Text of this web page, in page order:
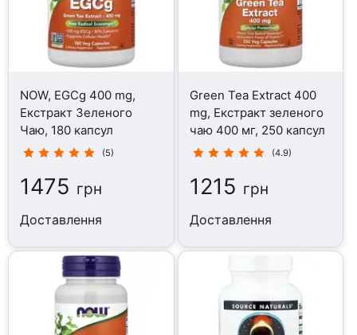
NOW, EGCg 400 mg,
Екстракт Зеленого
Чаю, 180 капсул
(5)
1475 грн
Доставлення
Green Tea Extract 400
mg, Екстракт зеленого
чаю 400 мг, 250 капсул
(4.9)
1215 грн
Доставлення